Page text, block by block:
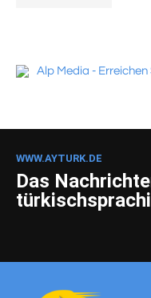
WWW.AYTURK.DE
Das